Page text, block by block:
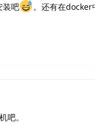
装吧
。还有在docker
吧。